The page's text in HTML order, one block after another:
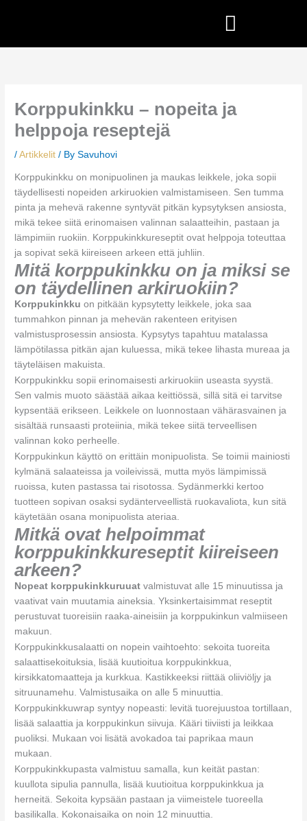
Korppukinkku – nopeita ja
helppoja reseptejä
/Artikkelit / BySavuhovi
Korppukinkku on monipuolinen ja maukas leikkele, joka sopii
täydellisesti nopeiden arkiruokien valmistamiseen. Sen tumma
pinta ja mehevä rakenne syntyvät pitkän kypsytyksen ansiosta,
mikä tekee siitä erinomaisen valinnan salaatteihin, pastaan ja
lämpimiin ruokiin. Korppukinkkureseptit ovat helppoja toteuttaa
ja sopivat sekä kiireiseen arkeen että juhliin.
Mitä korppukinkku on ja miksi se
on täydellinen arkiruokiin?
Korppukinkku on pitkään kypsytetty leikkele, joka saa
tummahkon pinnan ja mehevän rakenteen erityisen
valmistusprosessin ansiosta. Kypsytys tapahtuu matalassa
lämpötilassa pitkän ajan kuluessa, mikä tekee lihasta mureaa ja
täyteläisen makuista.
Korppukinkku sopii erinomaisesti arkiruokiin useasta syystä.
Sen valmis muoto säästää aikaa keittiössä, sillä sitä ei tarvitse
kypsentää erikseen. Leikkele on luonnostaan vähärasvainen ja
sisältää runsaasti proteiinia, mikä tekee siitä terveellisen
valinnan koko perheelle.
Korppukinkun käyttö on erittäin monipuolista. Se toimii mainiosti
kylmänä salaateissa ja voileivissä, mutta myös lämpimissä
ruoissa, kuten pastassa tai risotossa. Sydänmerkki kertoo
tuotteen sopivan osaksi sydänterveellistä ruokavaliota, kun sitä
käytetään osana monipuolista ateriaa.
Mitkä ovat helpoimmat
korppukinkkureseptit kiireiseen
arkeen?
Nopeat korppukinkkuruuat valmistuvat alle 15 minuutissa ja
vaativat vain muutamia aineksia. Yksinkertaisimmat reseptit
perustuvat tuoreisiin raaka-aineisiin ja korppukinkun valmiiseen
makuun.
Korppukinkkusalaatti on nopein vaihtoehto: sekoita tuoreita
salaattisekoituksia, lisää kuutioitua korppukinkkua,
kirsikkatomaatteja ja kurkkua. Kastikkeeksi riittää oliiviöljy ja
sitruunamehu. Valmistusaika on alle 5 minuuttia.
Korppukinkkuwrap syntyy nopeasti: levitä tuorejuustoa tortillaan,
lisää salaattia ja korppukinkun siivuja. Kääri tiiviisti ja leikkaa
puoliksi. Mukaan voi lisätä avokadoa tai paprikaa maun
mukaan.
Korppukinkkupasta valmistuu samalla, kun keität pastan:
kuullota sipulia pannulla, lisää kuutioitua korppukinkkua ja
herneitä. Sekoita kypsään pastaan ja viimeistele tuoreella
basilikalla. Kokonaisaika on noin 12 minuuttia.